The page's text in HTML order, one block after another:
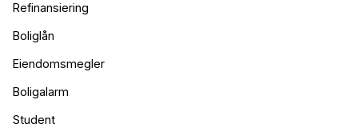
Refinansiering
Boliglån
Eiendomsmegler
Boligalarm
Student